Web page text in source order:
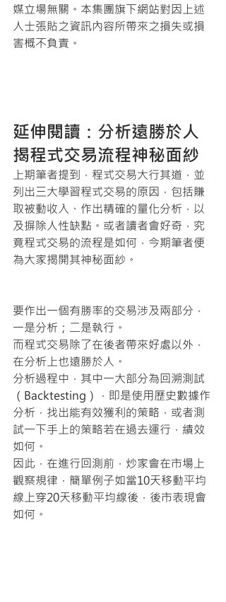
媒立場無關。本集團旗下網站對因上述
人士張貼之資訊內容所帶來之損失或損
害概不負責。
延伸閱讀：分析遠勝於人
揭程式交易流程神秘面紗
上期筆者提到，程式交易大行其道，並
列出三大學習程式交易的原因，包括賺
取被動收入、作出精確的量化分析，以
及摒除人性缺點。或者讀者會好奇，究
竟程式交易的流程是如何，今期筆者便
為大家揭開其神秘面紗。
要作出一個有勝率的交易涉及兩部分，
一是分析；二是執行。
而程式交易除了在後者帶來好處以外，
在分析上也遠勝於人。
分析過程中，其中一大部分為回溯測試
（Backtesting），即是使用歷史數據作
分析，找出能有效獲利的策略，或者測
試一下手上的策略若在過去運行，績效
如何。
因此，在進行回測前，炒家會在市場上
觀察規律，簡單例子如當10天移動平均
線上穿20天移動平均線後，後市表現會
如何。